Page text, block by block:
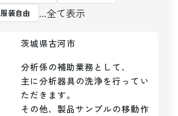
服装自由 ...全て表示
茨城県古河市
分析係の補助業務として、
主に分析器具の洗浄を行ってい
ただきます。
その他、製品サンプルの移動作